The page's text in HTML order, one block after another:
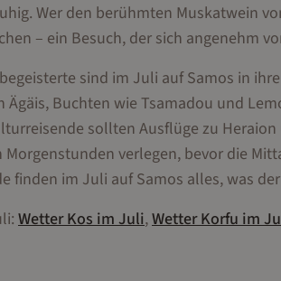
Wer den berühmten Muskatwein
– ein Besuch, der sich angenehm
sind im Juli auf Samos in
Buchten wie Tsamadou und
sollten Ausflüge zu
verlegen, bevor die
finden im Juli auf Samos alles, was
: WetterKosimJuli,WetterKorfuim